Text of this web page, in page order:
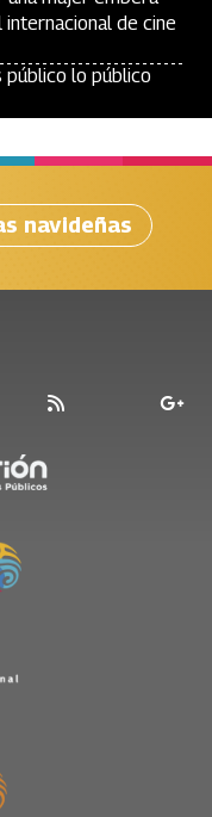
de cine
público lo público
navideñas